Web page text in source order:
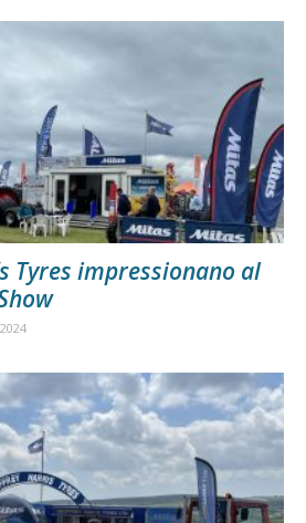
Tyres impressionano al